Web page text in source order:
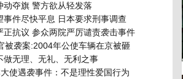
动夺旗 警方欲从轻发落
事件尽快平息 日本要求刑事调查
正抗议 参众两院严厉谴责袭击事件
被袭案:2004年公使车辆在京被砸
做无理、无礼、无利之事
使遇袭事件：不是理性爱国行为